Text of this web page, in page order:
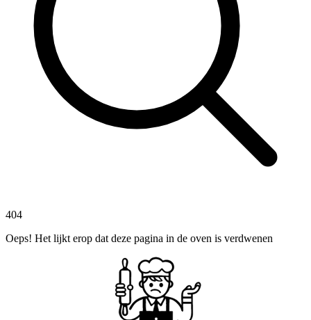
404
Oeps! Het lijkt erop dat deze pagina in de oven is verdwenen